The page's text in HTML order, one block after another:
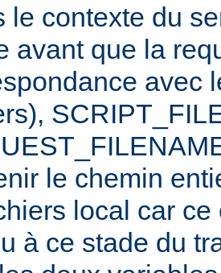
le contexte du
avant que la
avec
le chemin
local car
à ce stade du